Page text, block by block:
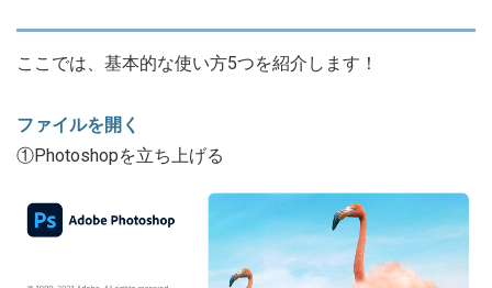
ここでは、基本的な使い方5つを紹介します！
ファイルを開く
①Photoshopを立ち上げる